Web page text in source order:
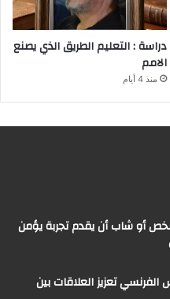
دراسة : التعليم الطريق الذي يصنع
الامم
منذ 4 أيام
أو شاب أن يقدم تجربة يؤمن
الفرنسي تعزيز العلاقات بين